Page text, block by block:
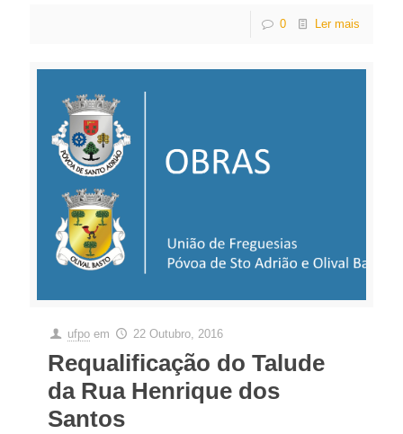
0 Ler mais
ufpo em 22 Outubro, 2016
Requalificação do Talude
da Rua Henrique dos
Santos